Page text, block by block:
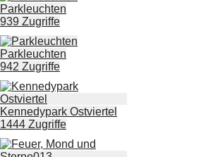
Parkleuchten
939 Zugriffe
Parkleuchten
942 Zugriffe
Kennedypark Ostviertel
1444 Zugriffe